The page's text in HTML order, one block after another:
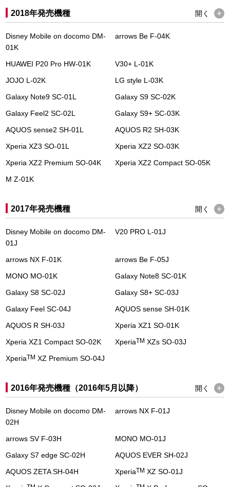
2018年発売機種 開く
Disney Mobile on docomo DM-
01K
arrows Be F-04K
HUAWEI P20 Pro HW-01K
V30+ L-01K
JOJO L-02K
LG style L-03K
Galaxy Note9 SC-01L
Galaxy S9 SC-02K
Galaxy Feel2 SC-02L
Galaxy S9+ SC-03K
AQUOS sense2 SH-01L
AQUOS R2 SH-03K
Xperia XZ3 SO-01L
Xperia XZ2 SO-03K
Xperia XZ2 Premium SO-04K
Xperia XZ2 Compact SO-05K
M Z-01K
2017年発売機種 開く
Disney Mobile on docomo DM-
01J
V20 PRO L-01J
arrows NX F-01K
arrows Be F-05J
MONO MO-01K
Galaxy Note8 SC-01K
Galaxy S8 SC-02J
Galaxy S8+ SC-03J
Galaxy Feel SC-04J
AQUOS sense SH-01K
AQUOS R SH-03J
Xperia XZ1 SO-01K
Xperia XZ1 Compact SO-02K
XperiaTM XZs SO-03J
XperiaTM XZ Premium SO-04J
2016年発売機種（2016年5月以降） 開く
Disney Mobile on docomo DM-
02H
arrows NX F-01J
arrows SV F-03H
MONO MO-01J
Galaxy S7 edge SC-02H
AQUOS EVER SH-02J
AQUOS ZETA SH-04H
XperiaTM XZ SO-01J